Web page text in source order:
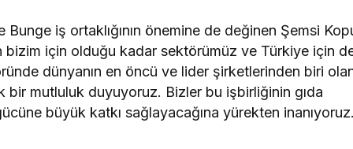
Bunge iş ortaklığının önemine de değinen Şemsi
için olduğu kadar sektörümüz ve Türkiye için
dünyanın en öncü ve lider şirketlerinden biri
mutluluk duyuyoruz. Bizler bu işbirliğinin gıda
büyük katkı sağlayacağına yürekten inanıyoruz.